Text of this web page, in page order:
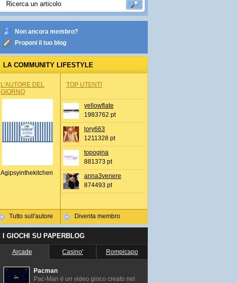
Non ancora membro?
Proponi il tuo blog
LA COMMUNITY LIFESTYLE
L'AUTORE DEL
GIORNO
Agipsyinthekitchen
Tutto sull'autore
TOP UTENTI
yellowflate
1983762 pt
lory663
1211328 pt
topogina
881373 pt
anna3venere
874493 pt
Diventa membro
I GIOCHI SU PAPERBLOG
Arcade Casino' Rompicapo
Pacman
Pac-Man é un video gioco creato nel